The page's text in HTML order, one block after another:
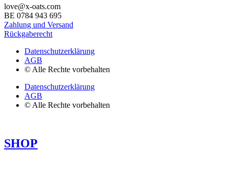
love@x-oats.com
BE 0784 943 695
Zahlung und Versand
Rückgaberecht
Datenschutzerklärung
AGB
© Alle Rechte vorbehalten
Datenschutzerklärung
AGB
© Alle Rechte vorbehalten
SHOP